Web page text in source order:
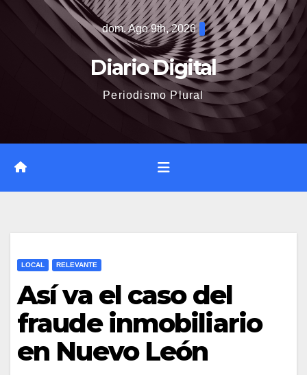
dom. Ago 9th, 2026
Diario Digital
Periodismo Plural
LOCAL RELEVANTE
Así va el caso del
fraude inmobiliario
en Nuevo León